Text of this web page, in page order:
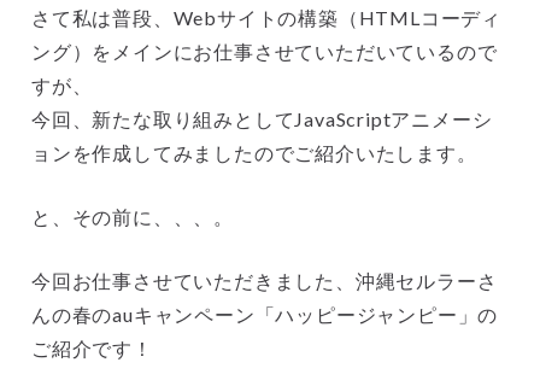
さて私は普段、Webサイトの構築（HTMLコーディ
ング）をメインにお仕事させていただいているので
すが、
今回、新たな取り組みとしてJavaScriptアニメーシ
ョンを作成してみましたのでご紹介いたします。
と、その前に、、、。
今回お仕事させていただきました、沖縄セルラーさ
んの春のauキャンペーン「ハッピージャンピー」の
ご紹介です！